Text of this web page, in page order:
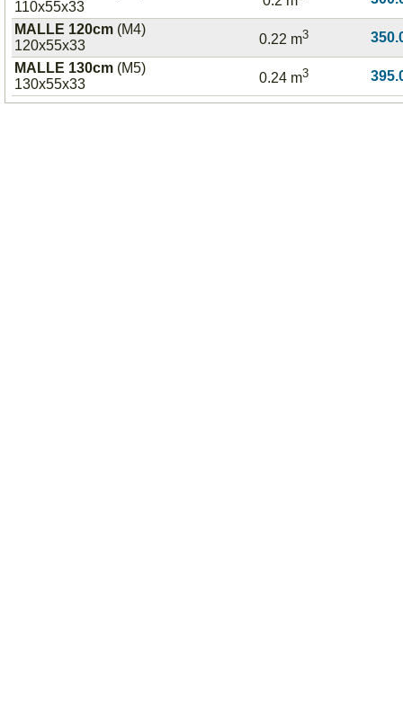
110x55x33
MALLE 120cm (M4)
120x55x33
0.22 m3
MALLE 130cm (M5)
130x55x33
0.24 m3